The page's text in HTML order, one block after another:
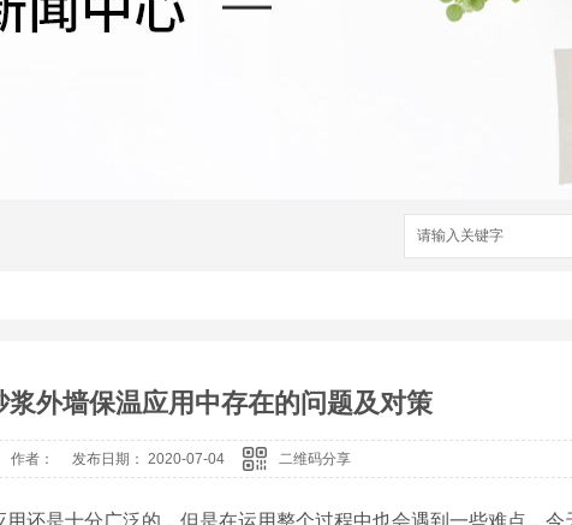
浆外墙保温应用中存在的问题及对策
作者： 发布日期： 2020-07-04 二维码分享
还是十分广泛的，但是在运用整个过程中也会遇到一些难点，今